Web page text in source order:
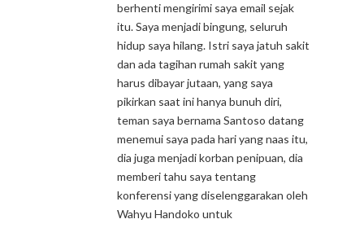
berhenti mengirimi saya email sejak
itu. Saya menjadi bingung, seluruh
hidup saya hilang. Istri saya jatuh sakit
dan ada tagihan rumah sakit yang
harus dibayar jutaan, yang saya
pikirkan saat ini hanya bunuh diri,
teman saya bernama Santoso datang
menemui saya pada hari yang naas itu,
dia juga menjadi korban penipuan, dia
memberi tahu saya tentang
konferensi yang diselenggarakan oleh
Wahyu Handoko untuk